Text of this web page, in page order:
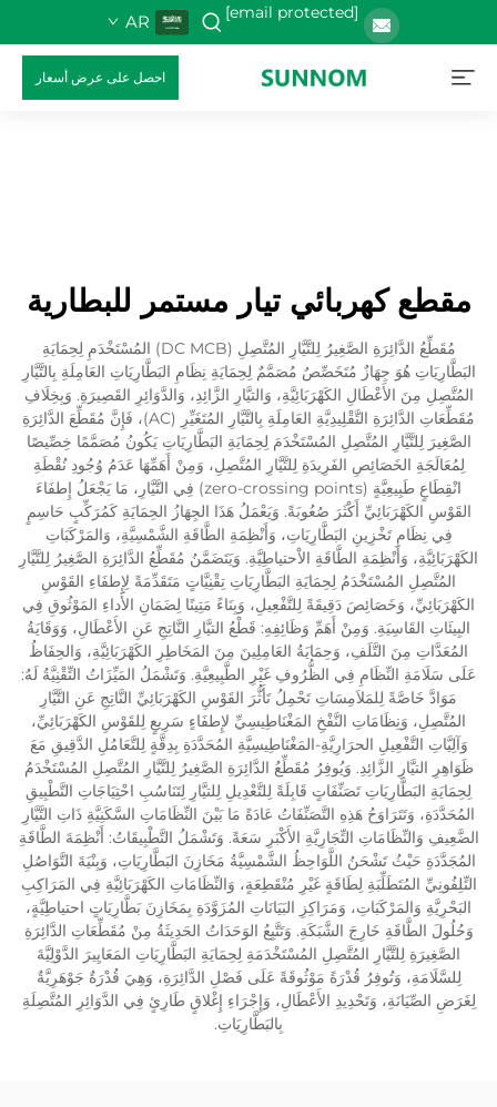
[email protected]
AR
احصل على عرض أسعار
مقطع كهربائي تيار مستمر للبطارية
مُقَطِّعُ الدَّائِرَةِ الصَّغِيرُ لِلتَّيَّارِ المُتَّصِلِ (DC MCB) المُسْتَخْدَمِ لِحِمَايَةِ
البَطَّارِيَاتِ هُوَ جِهَازٌ مُتَخَصِّصٌ مُصَمَّمٌ لِحِمَايَةِ نِظَامِ البَطَّارِيَاتِ العَامِلَةِ بِالتَّيَّارِ
المُتَّصِلِ مِنَ الأَعْطَالِ الكَهْرَبَائِيَّةِ، وَالتيَّارِ الزَّائِدِ، وَالدَّوَائِرِ القَصِيرَةِ. وَبِخِلَافِ
مُقَطِّعَاتِ الدَّائِرَةِ التَّقْلِيدِيَّةِ العَامِلَةِ بِالتَّيَّارِ المُتَغَيِّرِ (AC)، فَإِنَّ مُقَطِّعَ الدَّائِرَةِ
الصَّغِيرَ لِلتَّيَّارِ المُتَّصِلِ المُسْتَخْدَمَ لِحِمَايَةِ البَطَّارِيَاتِ يَكُونُ مُصَمَّمًا خِصِّيصًا
لِمُعَالَجَةِ الخَصَائِصِ الفَرِيدَةِ لِلتَّيَّارِ المُتَّصِلِ، وَمِنْ أَهَمِّهَا عَدَمُ وُجُودِ نُقْطَةِ
انْقِطَاعٍ طَبِيعِيَّةٍ (zero-crossing points) فِي التَّيَّارِ، مَا يَجْعَلُ إِطفَاءَ
القَوْسِ الكَهْرَبَائِيِّ أَكْثَرَ صُعُوبَةً. وَيَعْمَلُ هَذَا الجِهَازُ الحِمَايَةِ كَمُرَكِّبٍ حَاسِمٍ
فِي نِظَامِ تَخْزِينِ البَطَّارِيَاتِ، وَأَنْظِمَةِ الطَّاقَةِ الشَّمْسِيَّةِ، وَالمَرْكَبَاتِ
الكَهْرَبَائِيَّةِ، وَأَنْظِمَةِ الطَّاقَةِ الاْحتياطِيَّةِ. وَيَتَضَمَّنُ مُقَطِّعُ الدَّائِرَةِ الصَّغِيرُ لِلتَّيَّارِ
المُتَّصِلِ المُسْتَخْدَمُ لِحِمَايَةِ البَطَّارِيَاتِ تِقْنِيَّاتٍ مَتَقَدِّمَةً لِإِطفَاءِ القَوْسِ
الكَهْرَبَائِيِّ، وَخَصَائِصَ دَقِيقَةً لِلتَّفْعِيلِ، وَبِنَاءً مَتِينًا لِضَمَانِ الأَداءِ المَوْثُوقِ فِي
البِيئَاتِ القَاسِيَةِ. وَمِنْ أَهَمِّ وَظَائِفِهِ: قَطْعُ التيَّارِ النَّاتِجِ عَنِ الأَعْطَالِ، وَوَقَايَةُ
المُعَدَّاتِ مِنَ التَّلَفِ، وَحِمَايَةُ العَامِلِينَ مِنَ المَخَاطِرِ الكَهْرَبَائِيَّةِ، وَالحِفَاظُ
عَلَى سَلَامَةِ النِّظَامِ فِي الظُّرُوفِ غَيْرِ الطَّبِيعِيَّةِ. وَتَشْمَلُ المَيِّزَاتُ التِّقْنِيَّةُ لَهُ:
مَوَادَّ خَاصَّةً لِلمَلاَمِسَاتِ تَحْمِلُ تَأَثُّرَ القَوْسِ الكَهْرَبَائِيِّ النَّاتِجِ عَنِ التَّيَّارِ
المُتَّصِلِ، وَنِظَامَاتِ النَّفْخِ المَغْنَاطِيسِيِّ لإِطفَاءٍ سَرِيعٍ لِلقَوْسِ الكَهْرَبَائِيِّ،
وَآلِيَّاتِ التَّفْعِيلِ الحرَارِيَّةِ-المَغْنَاطِيسِيَّةِ المُحَدَّدَةِ بِدِقَّةٍ لِلتَّعَامُلِ الدَّقِيقِ مَعَ
ظَوَاهِرِ التيَّارِ الزَّائِدِ. وَيُوفِرُ مُقَطِّعُ الدَّائِرَةِ الصَّغِيرُ لِلتَّيَّارِ المُتَّصِلِ المُسْتَخْدَمُ
لِحِمَايَةِ البَطَّارِيَاتِ تَصَنِّفَاتٍ قَابِلَةً لِلتَّعْدِيلِ لِلتيَّارِ لِتَنَاسُبِ احْتِيَاجَاتِ التَّطْبِيقِ
المُحَدَّدَةِ، وَتَتَرَاوَحُ هَذِهِ التَّصَنِّفَاتُ عَادَةً مَا بَيْنَ النِّظَامَاتِ السَّكَنِيَّةِ ذَاتِ التَّيَّارِ
الضَّعِيفِ وَالنِّظَامَاتِ التِّجَارِيَّةِ الأَكْبَرِ سَعَةً. وَتَشْمَلُ التَّطْبِيقَاتُ: أَنْظِمَةَ الطَّاقَةِ
المُجَدَّدَةِ حَيْثُ تَشْحَنُ اللَّوَاحِظُ الشَّمْسِيَّةُ مَخَازِنَ البَطَّارِيَاتِ، وَبِنْيَةَ التَّوَاصُلِ
التِّلِفُونِيِّ المُتَطَلِّبَةِ لِطَاقَةٍ غَيْرِ مُنْقَطِعَةٍ، وَالنِّظَامَاتِ الكَهْرَبَائِيَّةِ فِي المَرَاكِبِ
البَحْرِيَّةِ وَالمَرْكَبَاتِ، وَمَرَاكِزِ البَيَانَاتِ المُزَوَّدَةِ بِمَخَازِنَ بَطَّارِيَاتٍ احتياطِيَّةٍ،
وَحُلُولَ الطَّاقَةِ خَارِجَ الشَّبَكَةِ. وَتَتَّبِعُ الوَحَدَاتُ الحَدِيثَةُ مِنْ مُقَطِّعَاتِ الدَّائِرَةِ
الصَّغِيرَةِ لِلتَّيَّارِ المُتَّصِلِ المُسْتَخْدَمَةِ لِحِمَايَةِ البَطَّارِيَاتِ المَعَايِيرَ الدَّوْلِيَّةَ
لِلسَّلَامَةِ، وَتُوفِرُ قُدْرَةً مَوْثُوقَةً عَلَى فَصْلِ الدَّائِرَةِ، وَهِيَ قُدْرَةٌ جَوْهَرِيَّةٌ
لِغَرَضِ الصِّيَانَةِ، وَتَحْدِيدِ الأَعْطَالِ، وَإِجْرَاءِ إِغْلاقٍ طَارِئٍ فِي الدَّوَائِرِ المُتَّصِلَةِ
بِالبَطَّارِيَاتِ.